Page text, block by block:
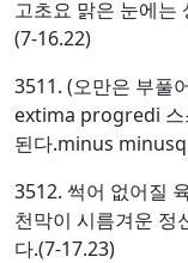
고초요 맑은 눈에는
(7-16.22)
3511. (오만은 부풀
extima progredi 스
된다.minus
3512. 썩어 없어질
천막이 시름겨운 정
다.(7-17.23)